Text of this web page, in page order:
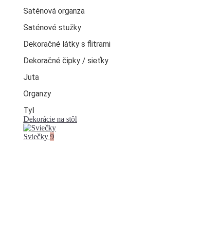
Saténová organza
Saténové stužky
Dekoračné látky s flitrami
Dekoračné čipky / sieťky
Juta
Organzy
Tyl
Dekorácie na stôl
Sviečky 9